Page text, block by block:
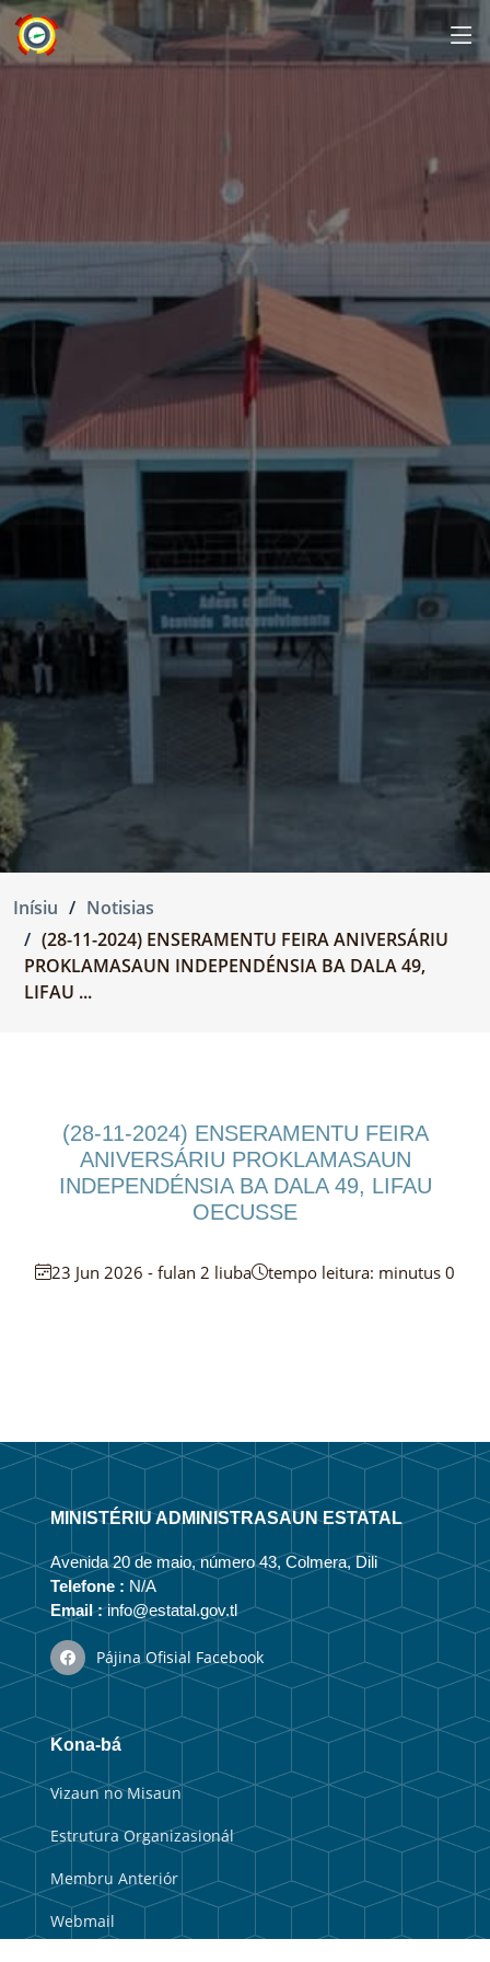
Inísiu
Notisias
(28-11-2024) ENSERAMENTU FEIRA ANIVERSÁRIU
PROKLAMASAUN INDEPENDÉNSIA BA DALA 49,
LIFAU ...
(28-11-2024) ENSERAMENTU FEIRA
ANIVERSÁRIU PROKLAMASAUN
INDEPENDÉNSIA BA DALA 49, LIFAU
OECUSSE
23 Jun 2026 - fulan 2 liuba tempo leitura: minutus 0
MINISTÉRIU ADMINISTRASAUN ESTATAL
Avenida 20 de maio, número 43, Colmera, Dili
Telefone : N/A
Email :info@estatal.gov.tl
Pájina Ofisial Facebook
Kona-bá
Vizaun no Misaun
Estrutura Organizasionál
Membru Anteriór
Webmail